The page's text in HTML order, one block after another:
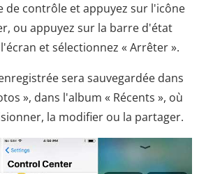
de contrôle et appuyez sur l'icône
ou appuyez sur la barre d'état
et sélectionnez « Arrêter ».
sera sauvegardée dans
», dans l'album « Récents », où
la modifier ou la partager.